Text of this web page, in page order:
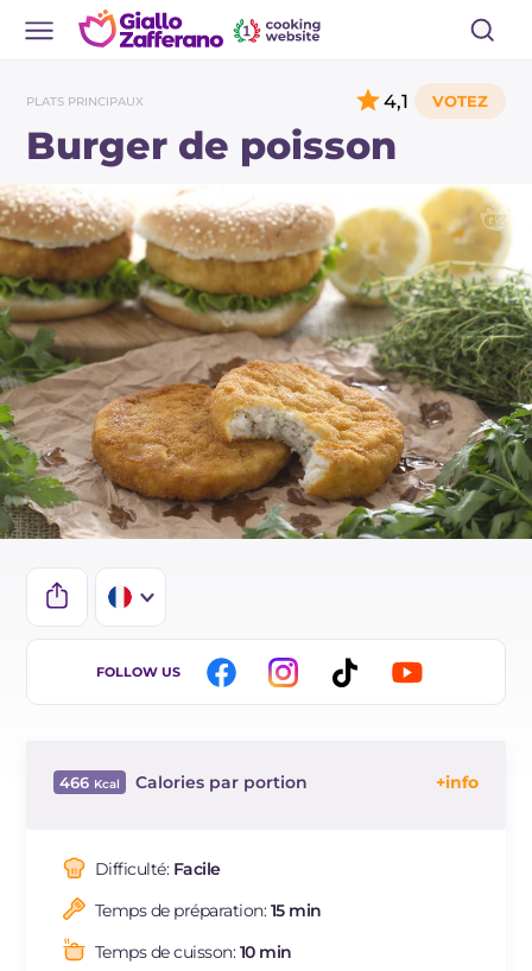
PLATS PRINCIPAUX
Burger de poisson
4,1
IT
DE
NL
FOLLOW US
466 Calories par portion
Dont sucres
Protéine
Graisses
Difficulté: Facile
Temps de préparation:15 min
Temps de cuisson:10 min